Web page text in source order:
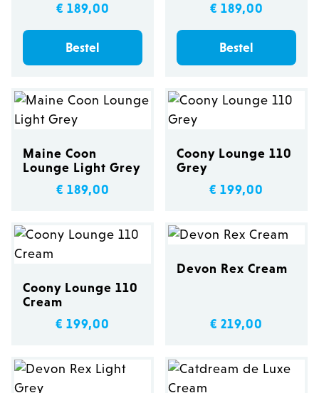
€ 189,00
Bestel
€ 189,00
Bestel
Maine Coon
Lounge Light Grey
€ 189,00
Coony Lounge 110
Grey
€ 199,00
Coony Lounge 110
Cream
€ 199,00
Devon Rex Cream
€ 219,00